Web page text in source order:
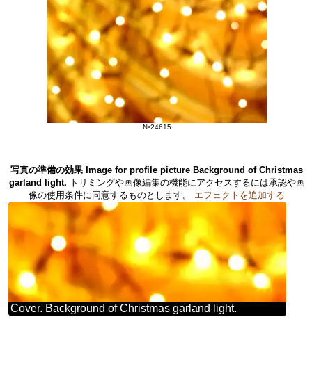
№24615
写真の準備の効果 Image for profile picture Background of Christmas
garland light. トリミングや画像編集の機能にアクセスするには承認や画
像の使用条件に同意するものとします。 エフェクトを追加する
Cover. Background of Christmas garland light.